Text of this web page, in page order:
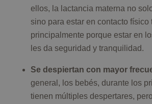
ellos, la lactancia materna no
sino para estar en contacto físico
principalmente porque estar en
les da seguridad y tranquilidad.
Se despiertan con mayor
general, los bebés, durante los
tienen múltiples despertares,